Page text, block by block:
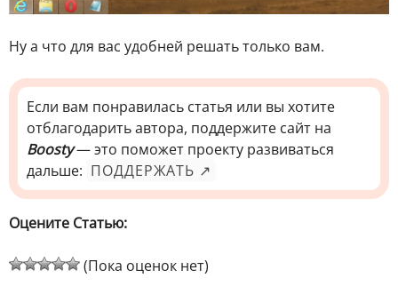
Ну а что для вас удобней решать только вам.
Если вам понравилась статья или вы хотите
отблагодарить автора, поддержите сайт на
Boosty— это поможет проекту развиваться
дальше: ПОДДЕРЖАТЬ ↗
Оцените Статью:
(Пока оценок нет)